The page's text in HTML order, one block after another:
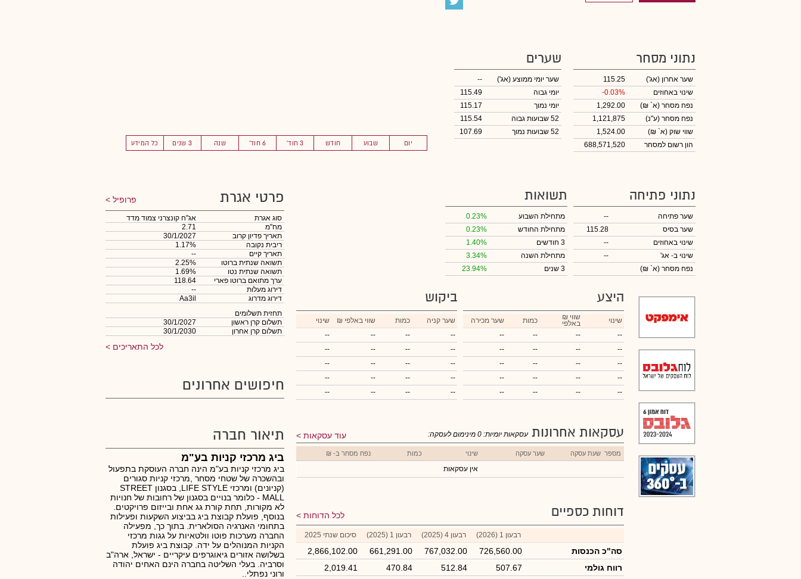
יום שבוע חודש 3 חוד' 6 חוד' שנה 3 שנים כל המידע
נתוני מסחר
שער אחרון (אג')
115.25
שינוי באחוזים
-0.03%
נפח מסחר (א` ₪)
1,292.00
נפח מסחר (ע"נ)
1,121,875
שווי שוק (א` ₪)
1,524.00
הון רשום למסחר
688,571,520
שערים
שער יומי ממוצע (אג')
--
יומי גבוה
115.49
יומי נמוך
115.17
52 שבועות גבוה
115.54
52 שבועות נמוך
107.69
נתוני פתיחה
שער פתיחה
--
שער בסיס
115.28
שינוי באחוזים
--
שינוי ב- אג'
--
נפח מסחר (א` ₪)
תשואות
מתחילת השבוע
0.23%
מתחילת החודש
0.23%
3 חודשים
1.40%
מתחילת השנה
3.34%
3 שנים
23.94%
היצע
שינוי ₪ שווי
באלפי כמות
שער מכירה
--
--
--
--
--
--
--
--
--
--
--
--
--
--
--
--
--
--
--
--
ביקוש
שער קניה כמות ₪ שווי באלפי
שינוי
--
--
--
--
--
--
--
--
--
--
--
--
--
--
--
--
--
--
--
--
עסקאות אחרונות עוד עסקאות עסקאות יומיות: 0 מינימום לעסקה:
מספר שעת עסקה שער עסקה שינוי כמות נפח מסחר ב- ₪
אין עסקאות
דוחות כספיים לכל הדוחות
רבעון 1 (2026) רבעון 4 (2025) רבעון 1 (2025) סיכום שנתי 2025
סה"כ הכנסות 726,560.00
767,032.00
661,291.00
2,866,102.00
רווח גולמי
507.67
512.84
470.84
2,019.41
פרטי אגרת פרופיל
סוג אגרת
אג"ח קונצרני צמוד מדד
מח"מ
2.71
תאריך פדיון קרוב
30/1/2027
ריבית נקובה
1.17%
תאריך קיים
--
תשואה שנתית ברוטו
2.25%
תשואה שנתית נטו
1.69%
ערך מתואם ברוטו פארי
118.64
דירוג מעלות
--
דירוג מדרוג
Aa3il
תחזית תשלומים
תשלום קרן ראשון
30/1/2027
תשלום קרן אחרון
30/1/2030
לכל התאריכים
חיפושים אחרונים
תיאור חברה
ביג מרכזי קניות בע"מ
ביג מרכזי קניות בע"מ הינה חברה העוסקת בתפעול
ובהשכרה של שטחי מסחר ,מרכזי קניות סגורים
(קניונים) ומרכזי LIFE STYLE, בסגנון STREET
MALL - כלומר בנויים בסגנון של רחובות של חנויות
לא מקורות, תחת קורת גג אחת ובייזום פרויקטים.
בנוסף, פועלת קבוצת ביג בביצוע השקעות ופעילות
בתחומי האנרגיה הסולארית. בתוך כך, מפעילה
החברה מערכות פוטו וולטאיות על גגות מרכזי
הקניות המנוהלים על ידה. קבוצת ביג פועלת
בשלושה אזורים גיאוגרפים עיקריים - ישראל, ארה"ב
וסרביה. בעלי השליטה בחברה הינם האחים יהודה
ורוני נפתלי..